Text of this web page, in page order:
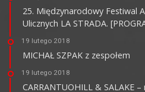
25. Międzynarodowy Festiwal
Ulicznych LA STRADA.
19 lutego 2018
MICHAŁ SZPAK z zespołem
19 lutego 2018
CARRANTUOHILL & SALAKE